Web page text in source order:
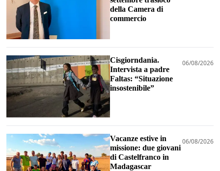
della Camera di
commercio
Cisgiorndania.
Intervista a padre
Faltas: “Situazione
insostenibile”
06/08/2026
Vacanze estive in
missione: due giovani
di Castelfranco in
Madagascar
06/08/2026